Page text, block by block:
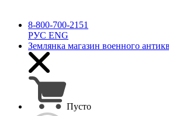
8-800-700-2151
РУС ENG
Землянка магазин военного
Пусто